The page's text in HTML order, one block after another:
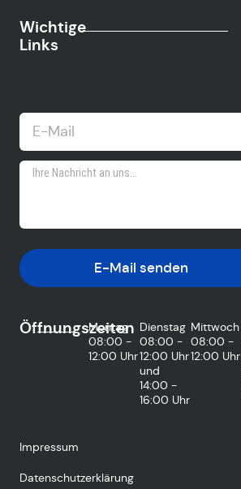
Wichtige
Links
E-Mail senden
Öffnungszeiten
Montag
08:00 -
12:00 Uhr
Dienstag
08:00 -
12:00 Uhr
und
14:00 -
16:00 Uhr
Mittwoch
08:00 -
12:00 Uhr
Impressum
Datenschutzerklärung